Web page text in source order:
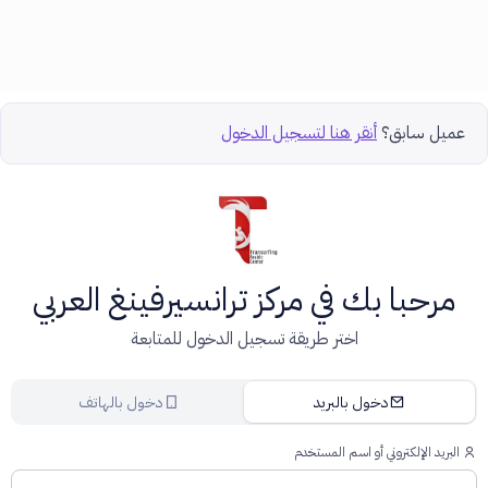
عميل سابق؟ أنقر هنا لتسجيل الدخول
مرحبا بك في مركز ترانسيرفينغ العربي
اختر طريقة تسجيل الدخول للمتابعة
دخول بالبريد دخول بالهاتف
البريد الإلكتروني أو اسم المستخدم